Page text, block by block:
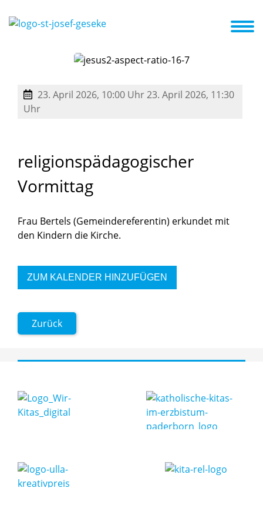
Kooperationspartner
23. April 2026, 10:00 Uhr23. April 2026, 11:30
Uhr
religionspädagogischer
Vormittag
Frau Bertels (Gemeindereferentin) erkundet mit
den Kindern die Kirche.
ZUM KALENDER HINZUFÜGEN
Zurück